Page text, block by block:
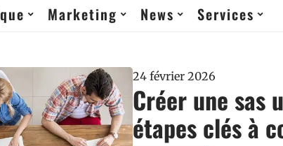
Marketing News Services
24 février 2026
Créer une sas
étapes clés à